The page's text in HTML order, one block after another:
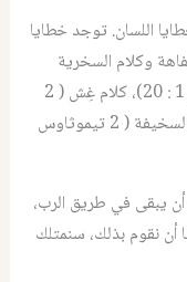
اللسان. توجد خطايا
وكلام السخرية
(أفسس 5 : 4)، كلام التجديف (1 تيموثاوس 1 : 20)، كلام غِش ( 2
كورنثوس 17 : 2)، وكلام المباحثاتِ الغبية والسخيفة ( 2 تيموثاوس
أن يبقى في طريق الرب،
أن نقوم بذلك، سنمتلك